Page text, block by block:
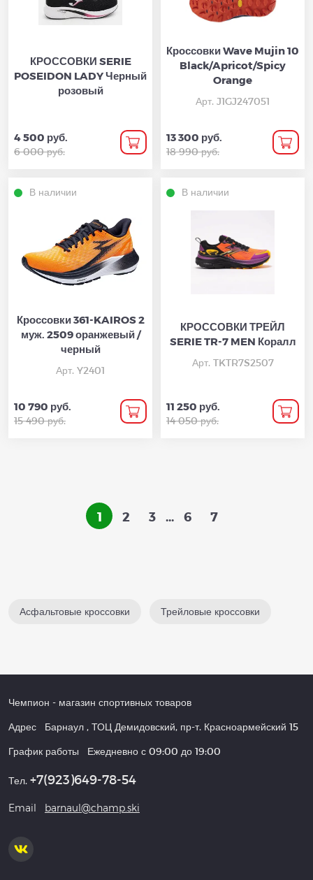
КРОССОВКИ SERIE
POSEIDON LADY Черный
розовый
4 500 руб.
6 000 руб.
Кроссовки Wave Mujin 10
Black/Apricot/Spicy
Orange
Арт. J1GJ247051
13 300 руб.
18 990 руб.
В наличии
Кроссовки 361-KAIROS 2
муж. 2509 оранжевый /
черный
Арт. Y2401
10 790 руб.
15 490 руб.
В наличии
КРОССОВКИ ТРЕЙЛ
SERIE TR-7 MEN Коралл
Арт. TKTR7S2507
11 250 руб.
14 050 руб.
1 2 3 ... 6 7
Асфальтовые кроссовки Трейловые кроссовки
Чемпион - магазин спортивных товаров
Адрес Барнаул , ТОЦ Демидовский, пр-т. Красноармейский 15
График работы Ежедневно с 09:00 до 19:00
Тел. +7(923)649-78-54
Email barnaul@champ.ski